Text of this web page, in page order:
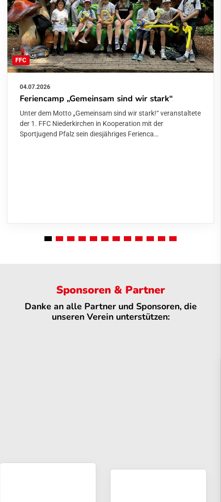
FFC
04.07.2026
Feriencamp „Gemeinsam sind wir stark“
Unter dem Motto „Gemeinsam sind wir stark!“ veranstaltete
der 1. FFC Niederkirchen in Kooperation mit der
Sportjugend Pfalz sein diesjähriges Ferienca…
Sponsoren & Partner
Danke an alle Partner und Sponsoren, die
unseren Verein unterstützen: